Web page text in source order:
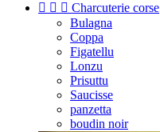
   Charcuterie corse
Bulagna
Coppa
Figatellu
Lonzu
Prisuttu
Saucisse
panzetta
boudin noir